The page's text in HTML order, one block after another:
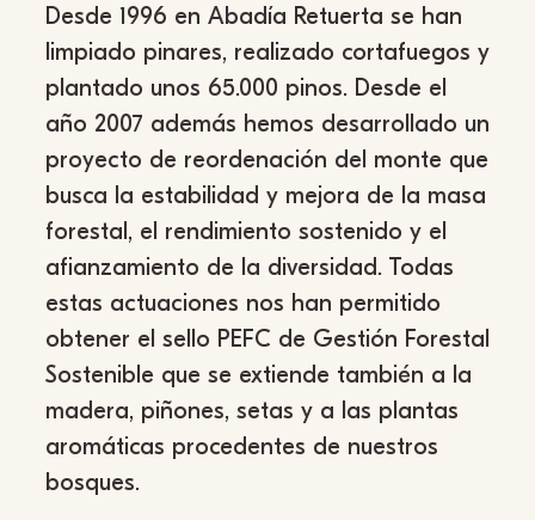
Desde 1996 en Abadía Retuerta se han
limpiado pinares, realizado cortafuegos y
plantado unos 65.000 pinos. Desde el
año 2007 además hemos desarrollado un
proyecto de reordenación del monte que
busca la estabilidad y mejora de la masa
forestal, el rendimiento sostenido y el
afianzamiento de la diversidad. Todas
estas actuaciones nos han permitido
obtener el sello PEFC de Gestión Forestal
Sostenible que se extiende también a la
madera, piñones, setas y a las plantas
aromáticas procedentes de nuestros
bosques.